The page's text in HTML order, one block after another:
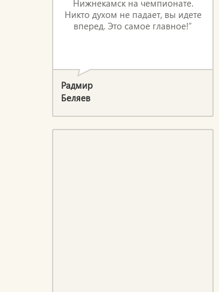
Нижнекамск на чемпионате.
Никто духом не падает, вы идете
вперед. Это самое главное!”
Радмир
Беляев